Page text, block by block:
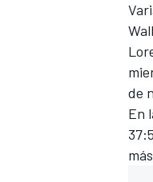
de
En